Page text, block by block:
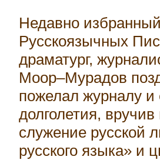
Недавно
Русскоязычных
драматург,
Моор–Мурадов
пожелал журналу и
долголетия,
служение русской
русского языка» и